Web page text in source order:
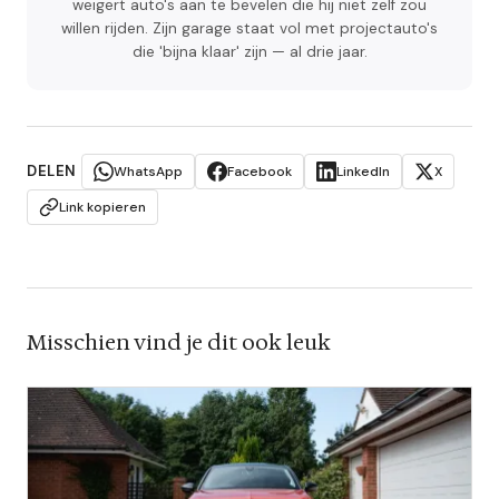
weigert auto's aan te bevelen die hij niet zelf zou
willen rijden. Zijn garage staat vol met projectauto's
die 'bijna klaar' zijn — al drie jaar.
DELEN WhatsApp Facebook LinkedIn
X
Link kopieren
Misschien vind je dit ook leuk